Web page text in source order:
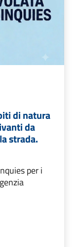
di natura
da
strada.
per i